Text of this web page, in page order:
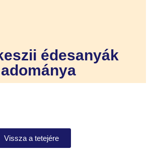
édesanyák
adománya
Vissza a tetejére